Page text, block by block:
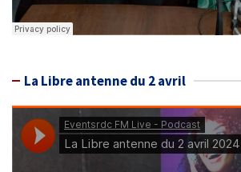
La Libre antenne du 2 avril